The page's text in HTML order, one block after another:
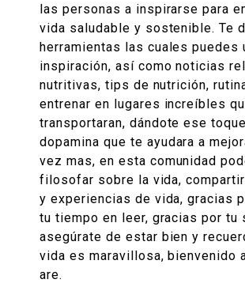
las personas a inspirarse para
vida saludable y sostenible. Te
herramientas las cuales puedes
inspiración, así como noticias
nutritivas, tips de nutrición,
entrenar en lugares increíbles
transportaran, dándote ese
dopamina que te ayudara a
vez mas, en esta comunidad
filosofar sobre la vida,
y experiencias de vida, gracias
tu tiempo en leer, gracias por tu
asegúrate de estar bien y
vida es maravillosa, bienvenido
are.